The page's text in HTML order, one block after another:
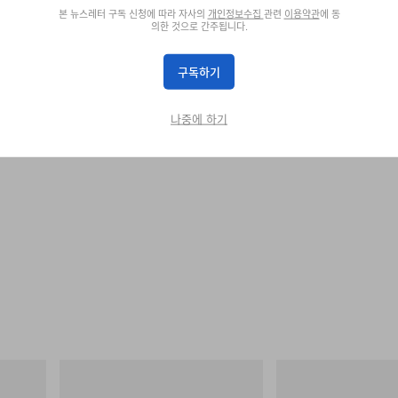
본 뉴스레터 구독 신청에 따라 자사의 개인정보수집 관련 이용약관에 동
의한 것으로 간주됩니다.
구독하기
나중에 하기